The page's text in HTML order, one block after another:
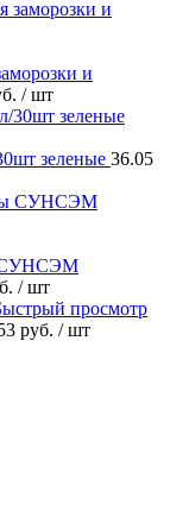
и
/ шт
зеленые 36.05
СУНСЭМ
/ шт
просмотр
руб. / шт